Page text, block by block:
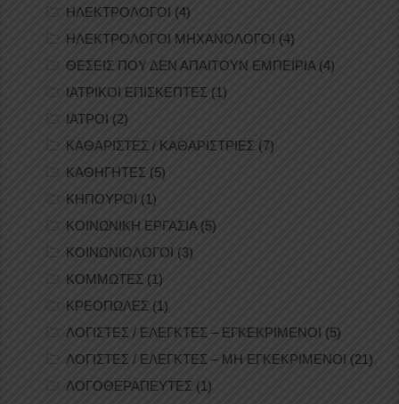
ΗΛΕΚΤΡΟΛΟΓΟΙ (4)
ΗΛΕΚΤΡΟΛΟΓΟΙ ΜΗΧΑΝΟΛΟΓΟΙ (4)
ΘΕΣΕΙΣ ΠΟΥ ΔΕΝ ΑΠΑΙΤΟΥΝ ΕΜΠΕΙΡΙΑ (4)
ΙΑΤΡΙΚΟΙ ΕΠΙΣΚΕΠΤΕΣ (1)
ΙΑΤΡΟΙ (2)
ΚΑΘΑΡΙΣΤΕΣ / ΚΑΘΑΡΙΣΤΡΙΕΣ (7)
ΚΑΘΗΓΗΤΕΣ (5)
ΚΗΠΟΥΡΟΙ (1)
ΚΟΙΝΩΝΙΚΗ ΕΡΓΑΣΙΑ(5)
ΚΟΙΝΩΝΙΟΛΟΓΟΙ (3)
ΚΟΜΜΩΤΕΣ (1)
ΚΡΕΟΠΩΛΕΣ (1)
ΛΟΓΙΣΤΕΣ / ΕΛΕΓΚΤΕΣ – ΕΓΚΕΚΡΙΜΕΝΟΙ (5)
ΛΟΓΙΣΤΕΣ / ΕΛΕΓΚΤΕΣ – ΜΗ ΕΓΚΕΚΡΙΜΕΝΟΙ (21)
ΛΟΓΟΘΕΡΑΠΕΥΤΕΣ (1)